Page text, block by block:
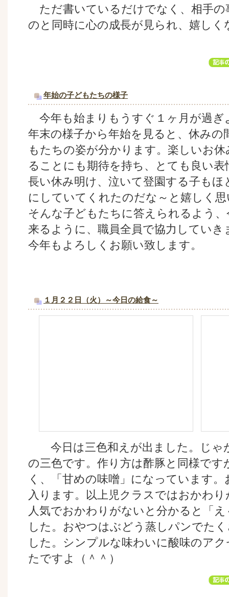
ただ書いているだけでなく、相手の
のと同時に心の成長が見られ、嬉しく
年始の子どもたちの様子
今年も始まりもうすぐ１ヶ月が過ぎ
年末の様子から年始を見ると、休みの
もたちの姿が分かります。楽しいお
ることにも期待を持ち、とても良い
長い休み明け、泣いて登園する子も
にしていてくれたのだな～と嬉しく
そんな子どもたちに答えられるよう
来るように、職員全員で協力していき
今年もよろしくお願い致します。
１月２２日（火）～今日の給食～
今日は三色和えが出ました。じゃ
の三色です。作り方は酢豚と同様です
く、「甘めの味噌」になっています
入ります。以上児クラスではおかわ
人気でおかわりがないと分かると「
した。おやつはぶどう蒸しパンでた
した。シンプルな味わいに酸味のア
たですよ（＾＾）